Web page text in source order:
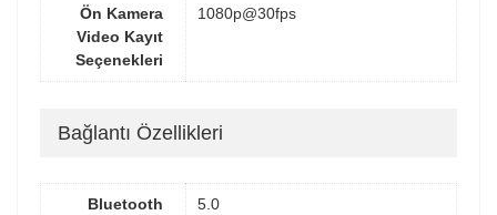
Ön Kamera
Video Kayıt
Seçenekleri
1080p@30fps
Bağlantı Özellikleri
Bluetooth
5.0